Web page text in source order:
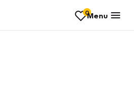
0Menu